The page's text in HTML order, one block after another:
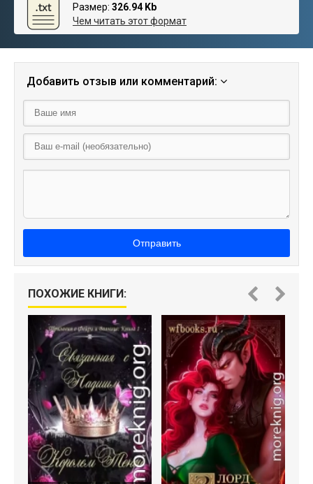
Размер: 326.94 Kb
Чем читать этот формат
Добавить отзыв или комментарий:
Отправить
ПОХОЖИЕ КНИГИ: